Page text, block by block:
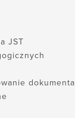
JST